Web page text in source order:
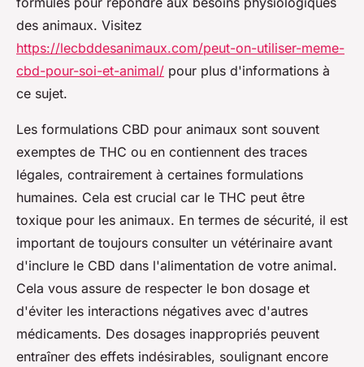
des animaux. Visitez
https://lecbddesanimaux.com/peut-on-utiliser-meme-
cbd-pour-soi-et-animal/ pour plus d'informations à
ce sujet.
Les formulations CBD pour animaux sont souvent
exemptes de THC ou en contiennent des traces
légales, contrairement à certaines formulations
humaines. Cela est crucial car le THC peut être
toxique pour les animaux. En termes de sécurité, il est
important de toujours consulter un vétérinaire avant
d'inclure le CBD dans l'alimentation de votre animal.
Cela vous assure de respecter le bon dosage et
d'éviter les interactions négatives avec d'autres
médicaments. Des dosages inappropriés peuvent
entraîner des effets indésirables, soulignant encore